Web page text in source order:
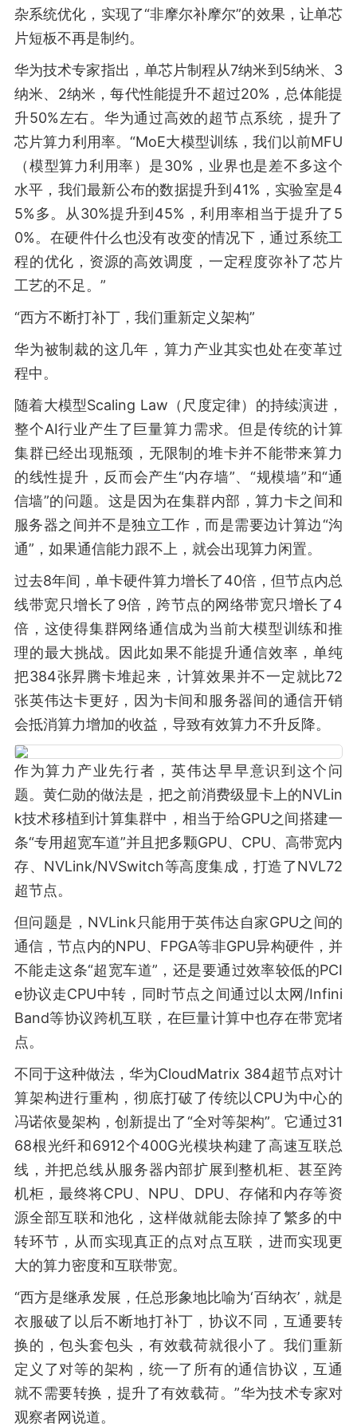
杂系统优化，实现了“非摩尔补摩尔”的效果，让单芯
片短板不再是制约。
华为技术专家指出，单芯片制程从7纳米到5纳米、3
纳米、2纳米，每代性能提升不超过20%，总体能提
升50%左右。华为通过高效的超节点系统，提升了
芯片算力利用率。“MoE大模型训练，我们以前MFU
（模型算力利用率）是30%，业界也是差不多这个
水平，我们最新公布的数据提升到41%，实验室是4
5%多。从30%提升到45%，利用率相当于提升了5
0%。在硬件什么也没有改变的情况下，通过系统工
程的优化，资源的高效调度，一定程度弥补了芯片
工艺的不足。”
“西方不断打补丁，我们重新定义架构”
华为被制裁的这几年，算力产业其实也处在变革过
程中。
随着大模型Scaling Law（尺度定律）的持续演进，
整个AI行业产生了巨量算力需求。但是传统的计算
集群已经出现瓶颈，无限制的堆卡并不能带来算力
的线性提升，反而会产生“内存墙”、“规模墙”和“通
信墙”的问题。这是因为在集群内部，算力卡之间和
服务器之间并不是独立工作，而是需要边计算边“沟
通”，如果通信能力跟不上，就会出现算力闲置。
过去8年间，单卡硬件算力增长了40倍，但节点内总
线带宽只增长了9倍，跨节点的网络带宽只增长了4
倍，这使得集群网络通信成为当前大模型训练和推
理的最大挑战。因此如果不能提升通信效率，单纯
把384张昇腾卡堆起来，计算效果并不一定就比72
张英伟达卡更好，因为卡间和服务器间的通信开销
会抵消算力增加的收益，导致有效算力不升反降。
作为算力产业先行者，英伟达早早意识到这个问
题。黄仁勋的做法是，把之前消费级显卡上的NVLin
k技术移植到计算集群中，相当于给GPU之间搭建一
条“专用超宽车道”并且把多颗GPU、CPU、高带宽内
存、NVLink/NVSwitch等高度集成，打造了NVL72
超节点。
但问题是，NVLink只能用于英伟达自家GPU之间的
通信，节点内的NPU、FPGA等非GPU异构硬件，并
不能走这条“超宽车道”，还是要通过效率较低的PCI
e协议走CPU中转，同时节点之间通过以太网/Infini
Band等协议跨机互联，在巨量计算中也存在带宽堵
点。
不同于这种做法，华为CloudMatrix 384超节点对计
算架构进行重构，彻底打破了传统以CPU为中心的
冯诺依曼架构，创新提出了“全对等架构”。它通过31
68根光纤和6912个400G光模块构建了高速互联总
线，并把总线从服务器内部扩展到整机柜、甚至跨
机柜，最终将CPU、NPU、DPU、存储和内存等资
源全部互联和池化，这样做就能去除掉了繁多的中
转环节，从而实现真正的点对点互联，进而实现更
大的算力密度和互联带宽。
“西方是继承发展，任总形象地比喻为‘百纳衣’，就是
衣服破了以后不断地打补丁，协议不同，互通要转
换的，包头套包头，有效载荷就很小了。我们重新
定义了对等的架构，统一了所有的通信协议，互通
就不需要转换，提升了有效载荷。”华为技术专家对
观察者网说道。